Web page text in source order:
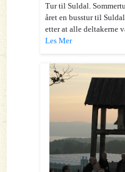
Tur til Suldal.
året en busstur til
etter at alle deltakerne
Les Mer